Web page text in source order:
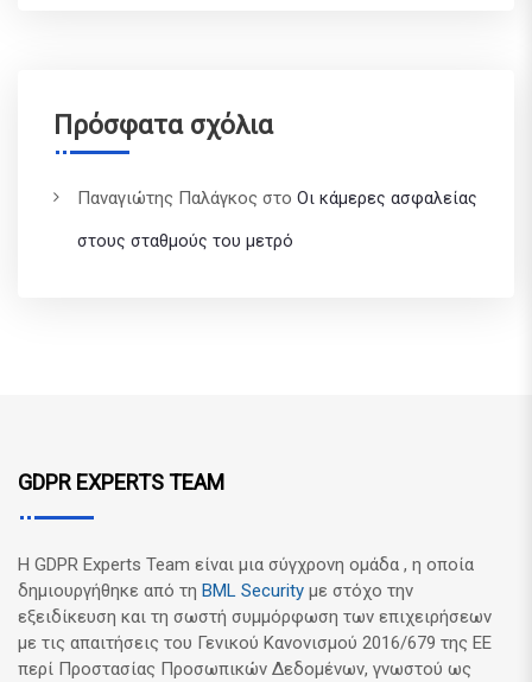
Πρόσφατα σχόλια
Παναγιώτης Παλάγκος στο Οι κάμερες ασφαλείας
στους σταθμούς του μετρό
GDPR EXPERTS TEAM
Η GDPR Experts Team είναι μια σύγχρονη ομάδα , η οποία
δημιουργήθηκε από τη BML Security με στόχο την
εξειδίκευση και τη σωστή συμμόρφωση των επιχειρήσεων
με τις απαιτήσεις του Γενικού Κανονισμού 2016/679 της ΕΕ
περί Προστασίας Προσωπικών Δεδομένων, γνωστού ως